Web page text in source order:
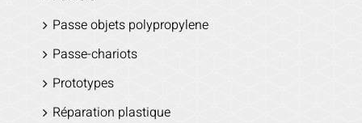
Passe objets polypropylene
Passe-chariots
Prototypes
Réparation plastique